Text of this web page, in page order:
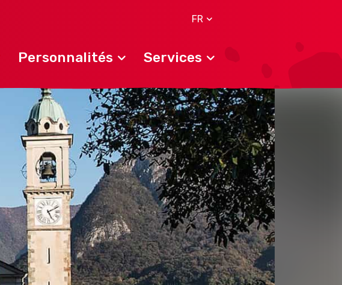
FR
Personnalités Services